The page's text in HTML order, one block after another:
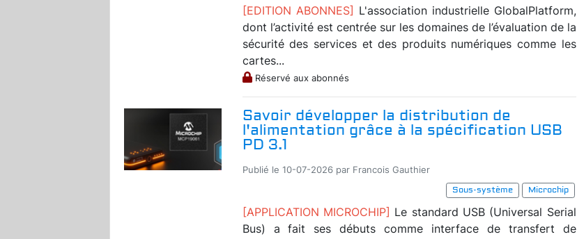
[EDITION ABONNES] L'association industrielle GlobalPlatform,
dont l’activité est centrée sur les domaines de l’évaluation de la
sécurité des services et des produits numériques comme les
cartes...
Réservé aux abonnés
Savoir développer la distribution de
l'alimentation grâce à la spécification USB
PD 3.1
Publié le 10-07-2026 par Francois Gauthier
Sous-système
Microchip
[APPLICATION MICROCHIP] Le standard USB (Universal Serial
Bus) a fait ses débuts comme interface de transfert de